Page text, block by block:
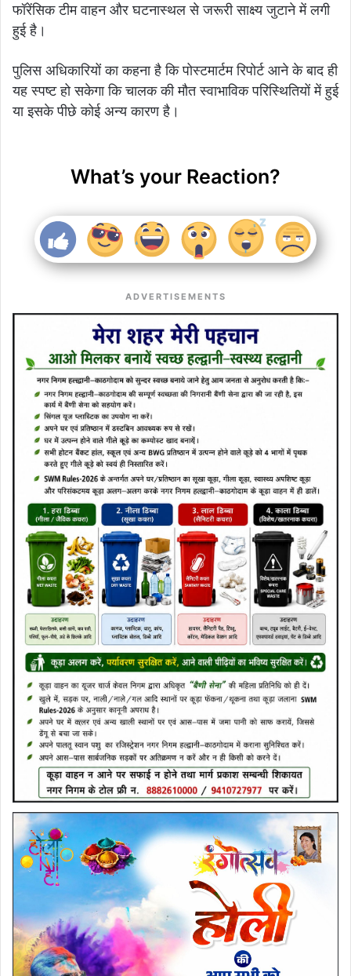
फॉरेंसिक टीम वाहन और घटनास्थल से जरूरी साक्ष्य जुटाने में लगी
हुई है।
पुलिस अधिकारियों का कहना है कि पोस्टमार्टम रिपोर्ट आने के बाद ही
यह स्पष्ट हो सकेगा कि चालक की मौत स्वाभाविक परिस्थितियों में हुई
या इसके पीछे कोई अन्य कारण है।
What’s your Reaction?
ADVERTISEMENTS